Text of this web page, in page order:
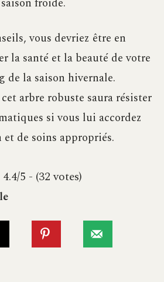
froide.
vous devriez être en
la santé et la beauté de votre
la saison hivernale.
arbre robuste saura résister
si vous lui accordez
de soins appropriés.
4.4/5 - (32 votes)